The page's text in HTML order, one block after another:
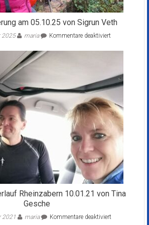
am 05.10.25 von Sigrun Veth
2025 maria Kommentare deaktiviertfür
von
Sigrun
Veth
Rheinzabern 10.01.21 von Tina
Gesche
2021 maria Kommentare deaktiviertfür